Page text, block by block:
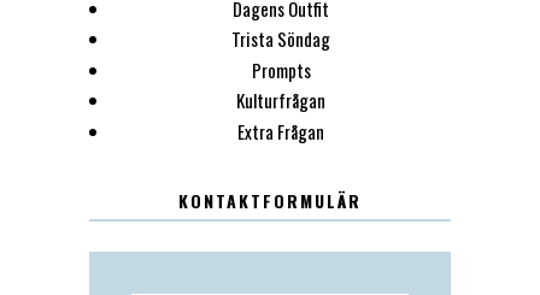
Dagens Outfit
Trista Söndag
Prompts
Kulturfrågan
Extra Frågan
KONTAKTFORMULÄR